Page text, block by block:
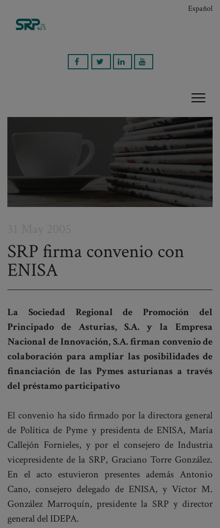
SRP firma convenio con
ENISA
La Sociedad Regional de Promoción del
Principado de Asturias, S.A. y la Empresa
Nacional de Innovación, S.A. firman convenio de
colaboración para ampliar las posibilidades de
financiación de las Pymes asturianas a través
del préstamo participativo
El convenio ha sido firmado por la directora general
de Política de Pyme y presidenta de ENISA, María
Callejón Fornieles, y por el consejero de Industria
vicepresidente de la SRP, Graciano Torre González.
En el acto estuvieron presentes además Antonio
Cano, consejero delegado de ENISA, y Víctor M.
González Marroquín, presidente la SRP y director
general del IDEPA.
Post
navigation
Español